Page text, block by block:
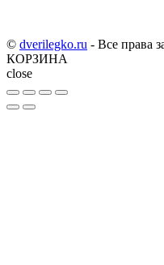
© dverilegko.ru - Все права
КОРЗИНА
close